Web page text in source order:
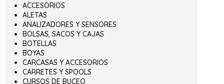
ACCESORIOS
ALETAS
ANALIZADORES Y SENSORES
BOLSAS, SACOS Y CAJAS
BOTELLAS
BOYAS
CARCASAS Y ACCESORIOS
CARRETES Y SPOOLS
CURSOS DE BUCEO